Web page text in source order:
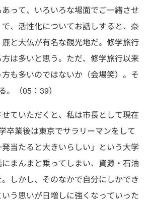
って、いろいろな場面でご一緒させ
、活性化についてお話しすると、奈
と大仏が有名な観光地だ。修学旅行
は多いと思う。ただ、修学旅行以来
も多いのではないか（会場笑）。そ
。（05：39）
ていただくと、私は市長として現在
卒業後は東京でサラリーマンをして
当たると大きいらしい」という大学
まんまと乗ってしまい、資源・石油
しかし、そのなかで自分にしかでき
う思いが日増しに強くなっていった